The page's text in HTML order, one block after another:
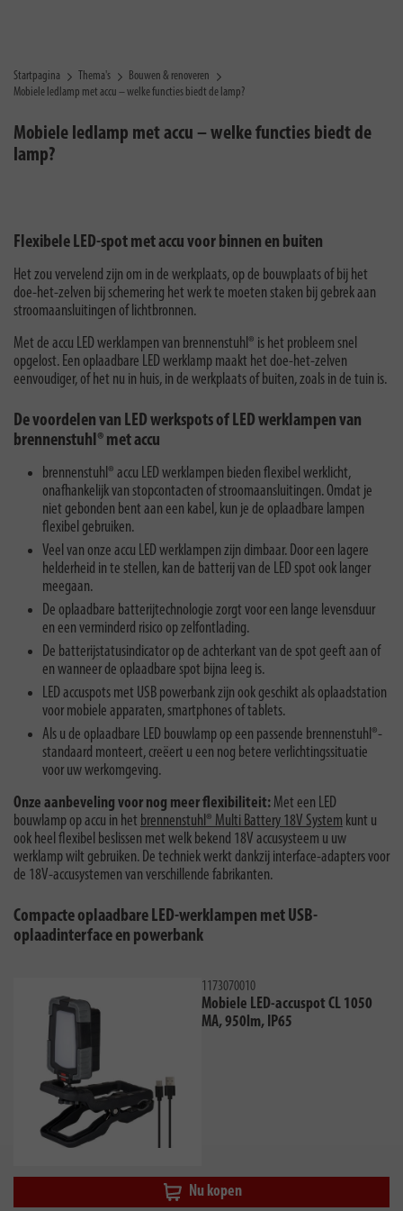
Startpagina Thema's
Bouwen & renoveren
Mobiele ledlamp met accu – welke functies biedt de lamp?
Mobiele ledlamp met accu – welke functies biedt de
lamp?
Flexibele LED-spot met accu voor binnen en buiten
Het zou vervelend zijn om in de werkplaats, op de bouwplaats of bij het
doe-het-zelven bij schemering het werk te moeten staken bij gebrek aan
stroomaansluitingen of lichtbronnen.
Met de accu LED werklampen van brennenstuhl® is het probleem snel
opgelost. Een oplaadbare LED werklamp maakt het doe-het-zelven
eenvoudiger, of het nu in huis, in de werkplaats of buiten, zoals in de tuin is.
De voordelen van LED werkspots of LED werklampen van
brennenstuhl® met accu
brennenstuhl® accu LED werklampen bieden flexibel werklicht,
onafhankelijk van stopcontacten of stroomaansluitingen. Omdat je
niet gebonden bent aan een kabel, kun je de oplaadbare lampen
flexibel gebruiken.
Veel van onze accu LED werklampen zijn dimbaar. Door een lagere
helderheid in te stellen, kan de batterij van de LED spot ook langer
meegaan.
De oplaadbare batterijtechnologie zorgt voor een lange levensduur
en een verminderd risico op zelfontlading.
De batterijstatusindicator op de achterkant van de spot geeft aan of
en wanneer de oplaadbare spot bijna leeg is.
LED accuspots met USB powerbank zijn ook geschikt als oplaadstation
voor mobiele apparaten, smartphones of tablets.
Als u de oplaadbare LED bouwlamp op een passende brennenstuhl®-
standaard monteert, creëert u een nog betere verlichtingssituatie
voor uw werkomgeving.
Onze aanbeveling voor nog meer flexibiliteit: Met een LED
bouwlamp op accu in het brennenstuhl® Multi Battery 18V System kunt u
ook heel flexibel beslissen met welk bekend 18V accusysteem u uw
werklamp wilt gebruiken. De techniek werkt dankzij interface-adapters voor
de 18V-accusystemen van verschillende fabrikanten.
Compacte oplaadbare LED-werklampen met USB-
oplaadinterface en powerbank
1173070010
Mobiele LED-accuspot CL 1050
MA, 950lm, IP65
Nu kopen